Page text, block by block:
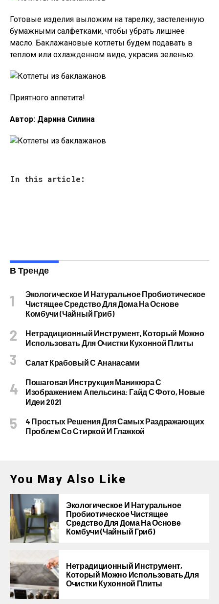
Готовые изделия выложим на тарелку, застеленную
бумажными салфетками, чтобы убрать лишнее
масло. Баклажановые котлеты будем подавать в
теплом или охлажденном виде, украсив зеленью.
Приятного аппетита!
Автор: Дарина Силина
In this article:
В Тренде
Экологическое И Натуральное Пробиотическое
Чистящее Средство Для Дома На Основе
Комбучи (чайный Гриб)
Нетрадиционный Инструмент, Который Можно
Использовать Для Очистки Кухонной Плиты
Салат Крабовый С Ананасами
Пошаговая Инструкция Маникюра С
Изображением Апельсина: Гайд С Фото, Новые
Идеи 2021
4 Простых Решения Для Самых Раздражающих
Проблем Со Стиркой И Глажкой
You May Also Like
Экологическое И Натуральное
Пробиотическое Чистящее
Средство Для Дома На Основе
Комбучи (чайный Гриб)
Нетрадиционный Инструмент,
Который Можно Использовать Для
Очистки Кухонной Плиты